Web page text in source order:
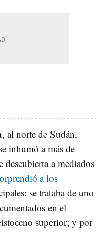
, al norte de Sudán,
inhumó a más de
descubierta a mediados
a los
se trataba de uno
en el
superior; y por